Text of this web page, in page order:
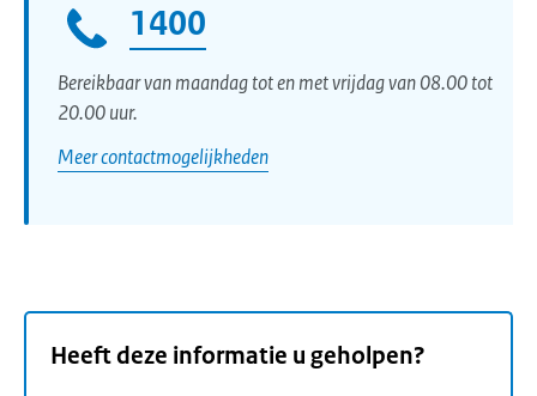
1400
Bereikbaar van maandag tot en met vrijdag van 08.00 tot
20.00 uur.
Meer contactmogelijkheden
Heeft deze informatie u geholpen?